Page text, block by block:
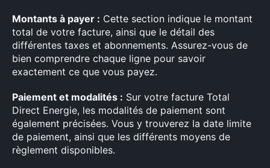
Montants à payer : Cette section indique le montant
total de votre facture, ainsi que le détail des
différentes taxes et abonnements. Assurez-vous de
bien comprendre chaque ligne pour savoir
exactement ce que vous payez.
Paiement et modalités : Sur votre facture Total
Direct Energie, les modalités de paiement sont
également précisées. Vous y trouverez la date limite
de paiement, ainsi que les différents moyens de
règlement disponibles.